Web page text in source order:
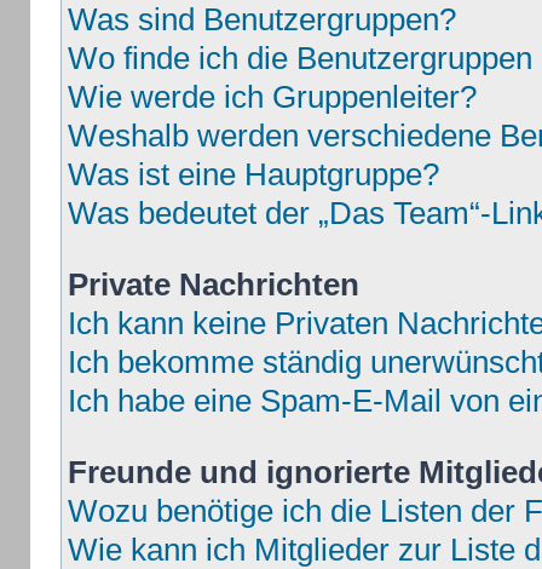
Was sind Benutzergruppen?
Wo finde ich die
Wie werde ich Gruppenleiter?
Weshalb werden verschiedene
Was ist eine Hauptgruppe?
Was bedeutet der „Das Team“-
Private Nachrichten
Ich kann keine Privaten
Ich bekomme ständig
Ich habe eine Spam-E-Mail von
Freunde und ignorierte
Wozu benötige ich die Listen der
Wie kann ich Mitglieder zur Liste